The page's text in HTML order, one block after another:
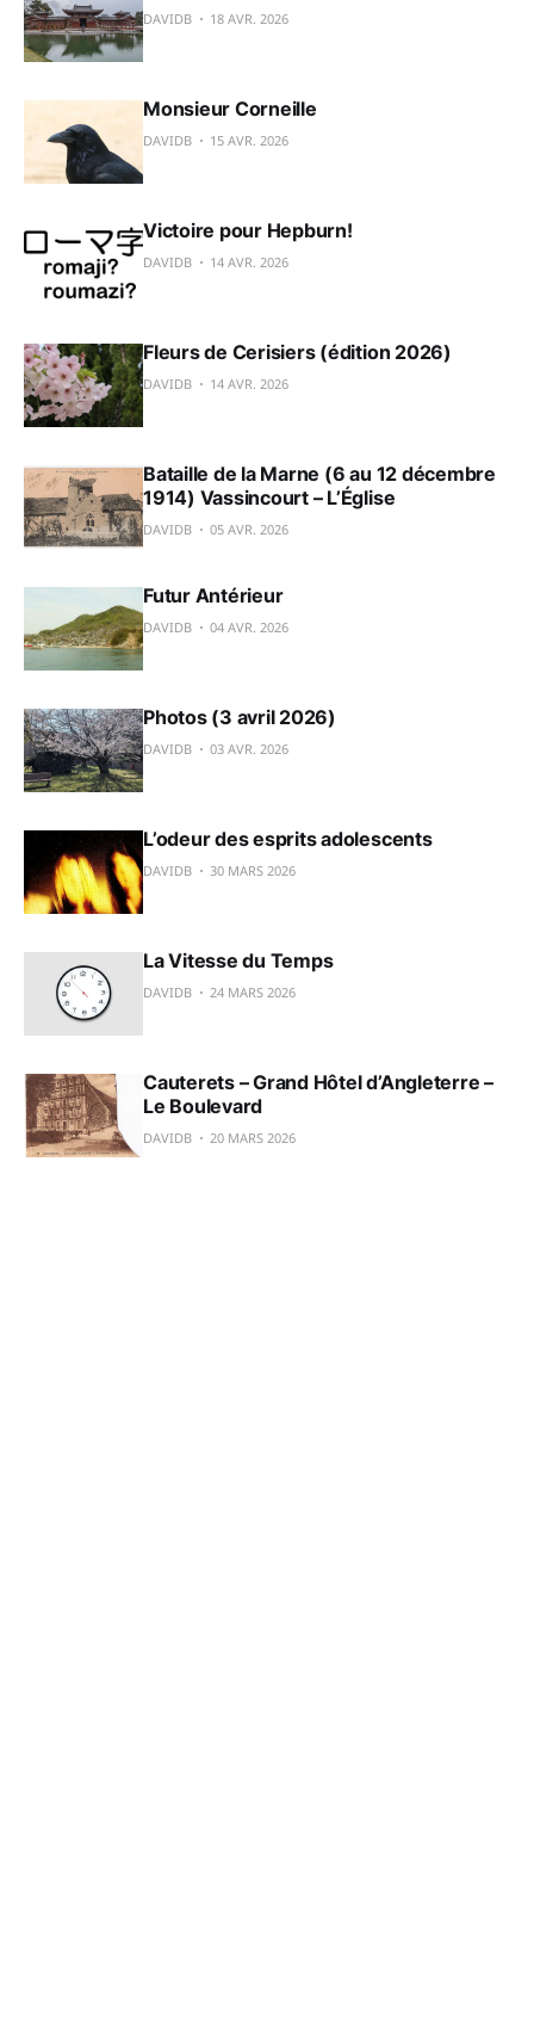
DAVIDB 18 AVR. 2026
Monsieur Corneille
DAVIDB 15 AVR. 2026
Victoire pour Hepburn!
DAVIDB 14 AVR. 2026
Fleurs de Cerisiers (édition 2026)
DAVIDB 14 AVR. 2026
Bataille de la Marne (6 au 12 décembre
1914) Vassincourt – L’Église
DAVIDB 05 AVR. 2026
Futur Antérieur
DAVIDB 04 AVR. 2026
Photos (3 avril 2026)
DAVIDB 03 AVR. 2026
L’odeur des esprits adolescents
DAVIDB 30 MARS 2026
La Vitesse du Temps
DAVIDB 24 MARS 2026
Cauterets – Grand Hôtel d’Angleterre –
Le Boulevard
DAVIDB 20 MARS 2026